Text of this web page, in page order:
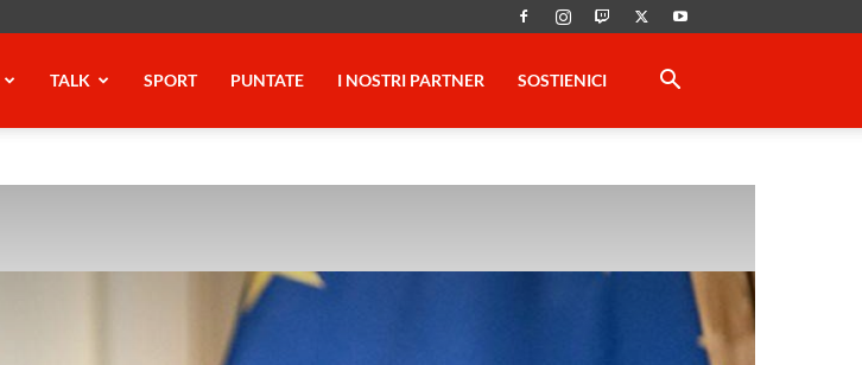
TALK SPORT PUNTATE I NOSTRI PARTNER SOSTIENICI